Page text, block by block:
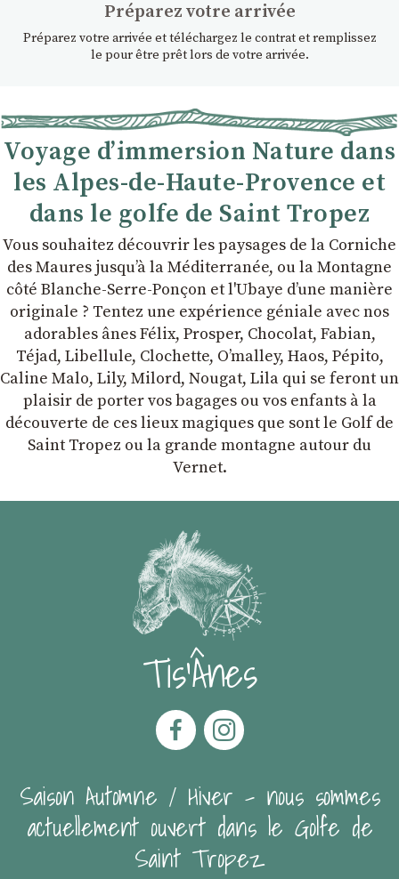
Préparez votre arrivée
Préparez votre arrivée et téléchargez le contrat et remplissez
le pour être prêt lors de votre arrivée.
Voyage d’immersion Nature dans
les Alpes-de-Haute-Provence et
dans le golfe de Saint Tropez
Vous souhaitez découvrir les paysages de la Corniche
des Maures jusqu’à la Méditerranée, ou la Montagne
côté Blanche-Serre-Ponçon et l'Ubaye dʼune manière
originale ? Tentez une expérience géniale avec nos
adorables ânes Félix, Prosper, Chocolat, Fabian,
Téjad, Libellule, Clochette, Oʼmalley, Haos, Pépito,
Caline Malo, Lily, Milord, Nougat, Lila qui se feront un
plaisir de porter vos bagages ou vos enfants à la
découverte de ces lieux magiques que sont le Golf de
Saint Tropez ou la grande montagne autour du
Vernet.
Tis'Ânes
Saison Automne / Hiver - nous sommes
actuellement ouvert dans le Golfe de
Saint Tropez